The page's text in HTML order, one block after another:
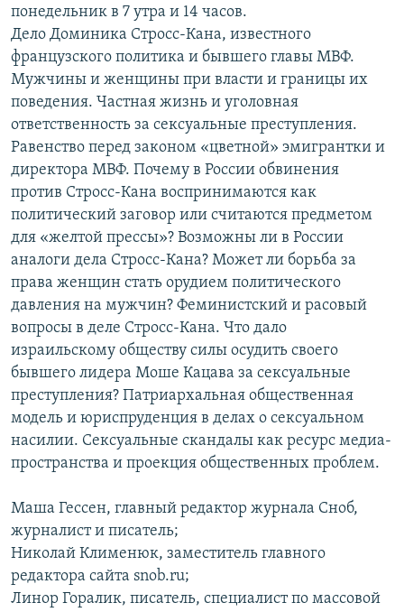
Все сайты РСЕ/РС
понедельник в 7 утра и 14 часов.
Дело Доминика Стросс-Кана, известного
французского политика и бывшего главы МВФ.
Мужчины и женщины при власти и границы их
поведения. Частная жизнь и уголовная
ответственность за сексуальные преступления.
Равенство перед законом «цветной» эмигрантки и
директора МВФ. Почему в России обвинения
против Стросс-Кана воспринимаются как
политический заговор или считаются предметом
для «желтой прессы»? Возможны ли в России
аналоги дела Стросс-Кана? Может ли борьба за
права женщин стать орудием политического
давления на мужчин? Феминистский и расовый
вопросы в деле Стросс-Кана. Что дало
израильскому обществу силы осудить своего
бывшего лидера Моше Кацава за сексуальные
преступления? Патриархальная общественная
модель и юриспруденция в делах о сексуальном
насилии. Сексуальные скандалы как ресурс медиа-
пространства и проекция общественных проблем.
Маша Гессен, главный редактор журнала Сноб,
журналист и писатель;
Николай Клименюк, заместитель главного
редактора сайта snob.ru;
Линор Горалик, писатель, специалист по массовой